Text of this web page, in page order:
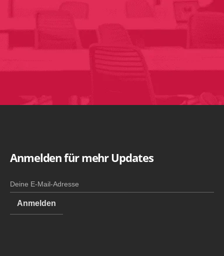
Anmelden für mehr Updates